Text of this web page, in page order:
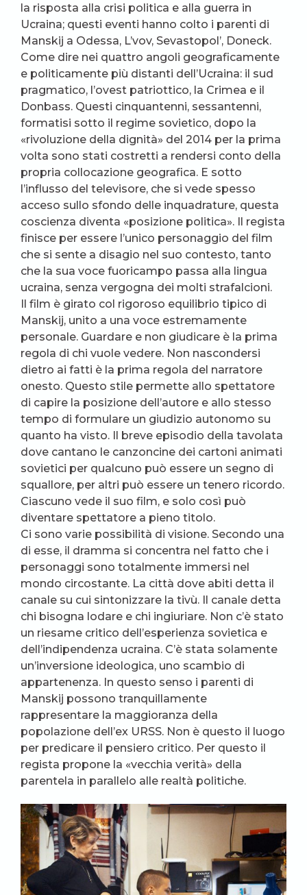
la risposta alla crisi politica e alla guerra in
Ucraina; questi eventi hanno colto i parenti di
Manskij a Odessa, L’vov, Sevastopol’, Doneck.
Come dire nei quattro angoli geograficamente
e politicamente più distanti dell’Ucraina: il sud
pragmatico, l’ovest patriottico, la Crimea e il
Donbass. Questi cinquantenni, sessantenni,
formatisi sotto il regime sovietico, dopo la
«rivoluzione della dignità» del 2014 per la prima
volta sono stati costretti a rendersi conto della
propria collocazione geografica. E sotto
l’influsso del televisore, che si vede spesso
acceso sullo sfondo delle inquadrature, questa
coscienza diventa «posizione politica». Il regista
finisce per essere l’unico personaggio del film
che si sente a disagio nel suo contesto, tanto
che la sua voce fuoricampo passa alla lingua
ucraina, senza vergogna dei molti strafalcioni.
Il film è girato col rigoroso equilibrio tipico di
Manskij, unito a una voce estremamente
personale. Guardare e non giudicare è la prima
regola di chi vuole vedere. Non nascondersi
dietro ai fatti è la prima regola del narratore
onesto. Questo stile permette allo spettatore
di capire la posizione dell’autore e allo stesso
tempo di formulare un giudizio autonomo su
quanto ha visto. Il breve episodio della tavolata
dove cantano le canzoncine dei cartoni animati
sovietici per qualcuno può essere un segno di
squallore, per altri può essere un tenero ricordo.
Ciascuno vede il suo film, e solo così può
diventare spettatore a pieno titolo.
Ci sono varie possibilità di visione. Secondo una
di esse, il dramma si concentra nel fatto che i
personaggi sono totalmente immersi nel
mondo circostante. La città dove abiti detta il
canale su cui sintonizzare la tivù. Il canale detta
chi bisogna lodare e chi ingiuriare. Non c’è stato
un riesame critico dell’esperienza sovietica e
dell’indipendenza ucraina. C’è stata solamente
un’inversione ideologica, uno scambio di
appartenenza. In questo senso i parenti di
Manskij possono tranquillamente
rappresentare la maggioranza della
popolazione dell’ex URSS. Non è questo il luogo
per predicare il pensiero critico. Per questo il
regista propone la «vecchia verità» della
parentela in parallelo alle realtà politiche.